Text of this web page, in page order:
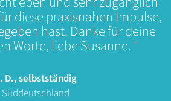
diese praxisnahen Impulse,
hast. Danke für deine
Worte, liebe Susanne. "
D., selbstständig
Süddeutschland